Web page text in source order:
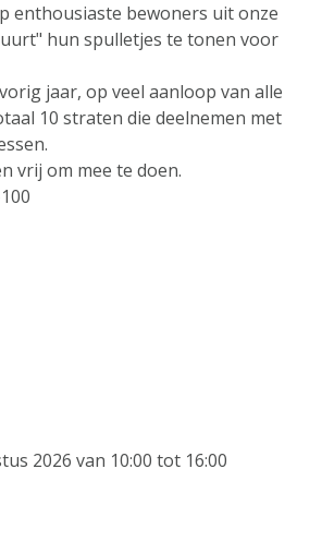
enthousiaste bewoners uit onze
hun spulletjes te tonen voor
jaar, op veel aanloop van alle
10 straten die deelnemen met
vrij om mee te doen.
2026 van 10:00 tot 16:00